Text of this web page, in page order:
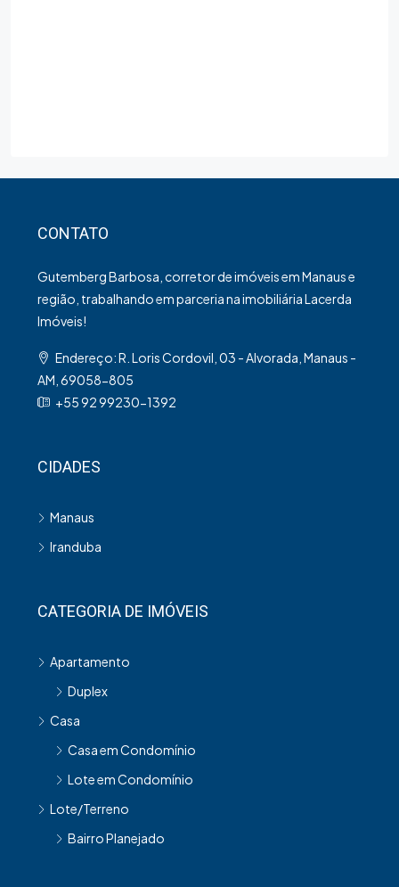
CONTATO
Gutemberg Barbosa, corretor de imóveis em Manaus e
região, trabalhando em parceria na imobiliária Lacerda
Imóveis!
Endereço: R. Loris Cordovil, 03 - Alvorada, Manaus -
AM, 69058-805
+55 92 99230-1392
CIDADES
Manaus
Iranduba
CATEGORIA DE IMÓVEIS
Apartamento
Duplex
Casa
Casa em Condomínio
Lote em Condomínio
Lote/Terreno
Bairro Planejado